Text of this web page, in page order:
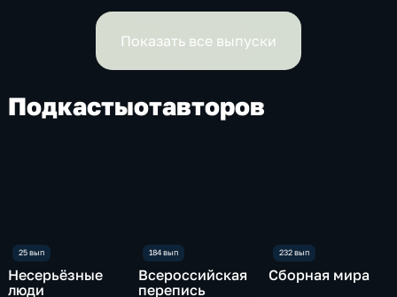
Показать все выпуски
Подкастыотавторов
Несерьёзные
люди
Всероссийская
перепись
Сборная мира